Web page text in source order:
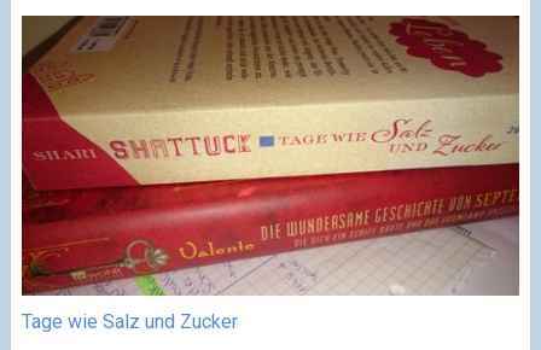
Tage wie Salz und Zucker